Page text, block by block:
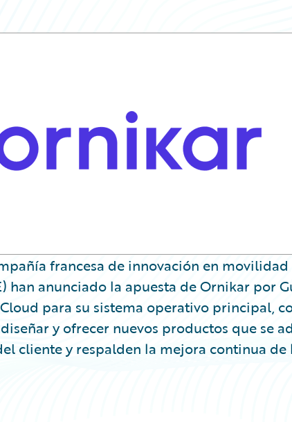
francesa de innovación en
han anunciado la apuesta de Ornikar por
para su sistema operativo principal,
y ofrecer nuevos productos que se
cliente y respalden la mejora continua